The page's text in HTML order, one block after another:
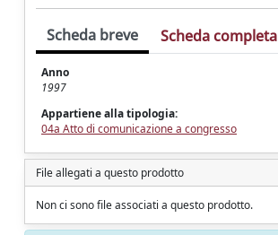
Scheda breve Scheda completa
Anno
1997
Appartiene alla tipologia:
04a Atto di comunicazione a congresso
File allegati a questo prodotto
Non ci sono file associati a questo prodotto.